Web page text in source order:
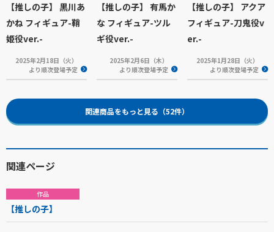
【推しの子】 黒川あ
かね フィギュア-鞘
姫役ver.-
2025年2月18日（火）
より順次登場予定
【推しの子】 有馬か
な フィギュア-ツル
ギ役ver.-
2025年2月6日（木）
より順次登場予定
【推しの子】 アクア
フィギュア-刀鬼役v
er.-
2025年1月28日（火）
より順次登場予定
関連商品をもっと見る（52件）
関連ページ
作品
【推しの子】